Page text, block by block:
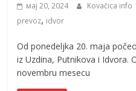
мај 20, 2024 Kovačica info
prevoz, idvor
Od ponedeljka 20. maja
iz Uzdina, Putnikova i Idvora.
novembru mesecu